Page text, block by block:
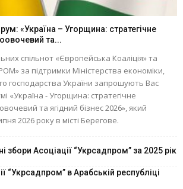
«Україна – Угорщина: стратегічне
та...
спільнот «Європейська Коаліція» та
за підтримки Міністерства економіки,
господарства України запрошують Вас
«Україна - Угорщина: стратегічне
та ягідний бізнес 2026», який
2026 року в місті Берегове.
збори Асоціації “Укрсадпром” за 2025 рік
“Укрсадпром” в Арабській республіці